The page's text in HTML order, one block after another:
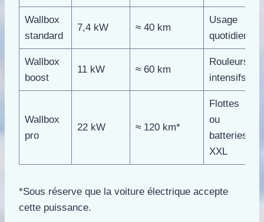
Wallbox
standard
7,4 kW ≈ 40 km
Usage
quotidien
Wallbox
boost
11 kW ≈ 60 km
Rouleurs
intensifs
Wallbox
pro
22 kW ≈ 120 km*
Flottes
ou
batteries
XXL
*Sous réserve que la voiture électrique accepte
cette puissance.